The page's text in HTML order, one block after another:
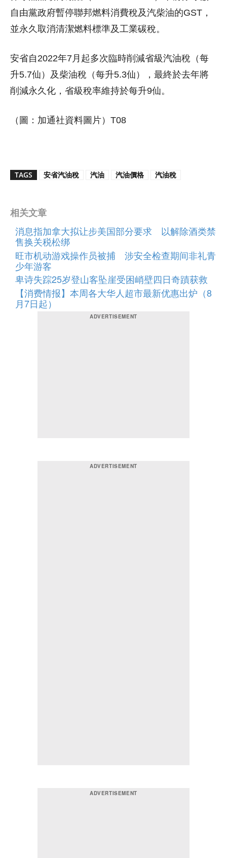
自由黨政府暫停聯邦燃料消費稅及汽柴油的GST，
並永久取消清潔燃料標準及工業碳稅。
安省自2022年7月起多次臨時削減省級汽油稅（每
升5.7仙）及柴油稅（每升5.3仙），最終於去年將
削減永久化，省級稅率維持於每升9仙。
（圖：加通社資料圖片）T08
TAGS 安省汽油稅 汽油 汽油價格 汽油稅
相关文章
消息指加拿大拟让步美国部分要求 以解除酒类禁
售换关税松绑
旺市机动游戏操作员被捕 涉安全检查期间非礼青
少年游客
卑诗失踪25岁登山客坠崖受困峭壁四日奇蹟获救
【消费情报】本周各大华人超市最新优惠出炉（8
月7日起）